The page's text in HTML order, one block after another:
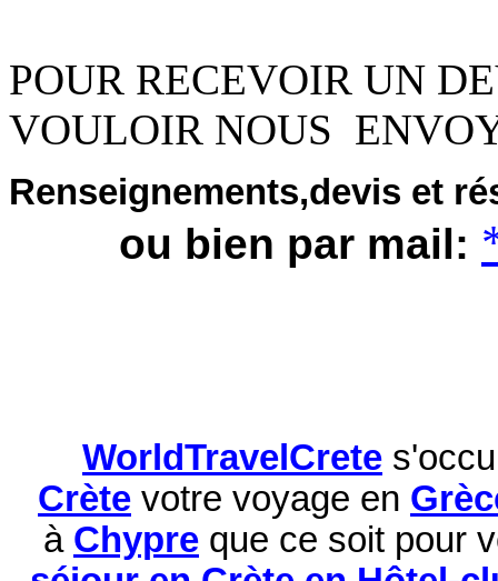
POUR RECEVOIR UN
VOULOIR NOUS
Renseignements,devis et
ou bien par mail:
WorldTravelCrete
Crète votre voyage en
à Chypre que ce soit pour